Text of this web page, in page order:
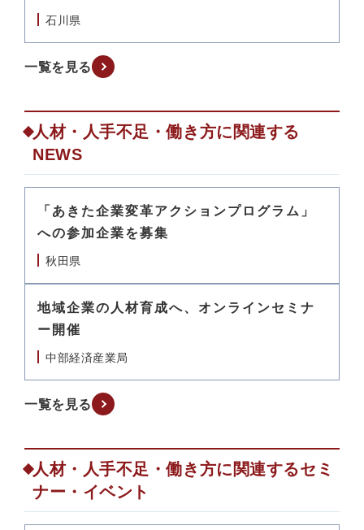
石川県
一覧を見る
人材・人手不足・働き方に関連する
NEWS
「あきた企業変革アクションプログラム」
への参加企業を募集
秋田県
地域企業の人材育成へ、オンラインセミナ
ー開催
中部経済産業局
一覧を見る
人材・人手不足・働き方に関連するセミ
ナー・イベント